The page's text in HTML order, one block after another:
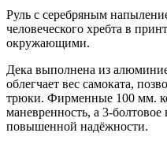
Руль с серебряным
человеческого хребта в
окружающими.
Дека выполнена из
облегчает вес самоката,
трюки. Фирменные 100 мм.
маневренность, а 3-болтовое
повышенной надёжности.